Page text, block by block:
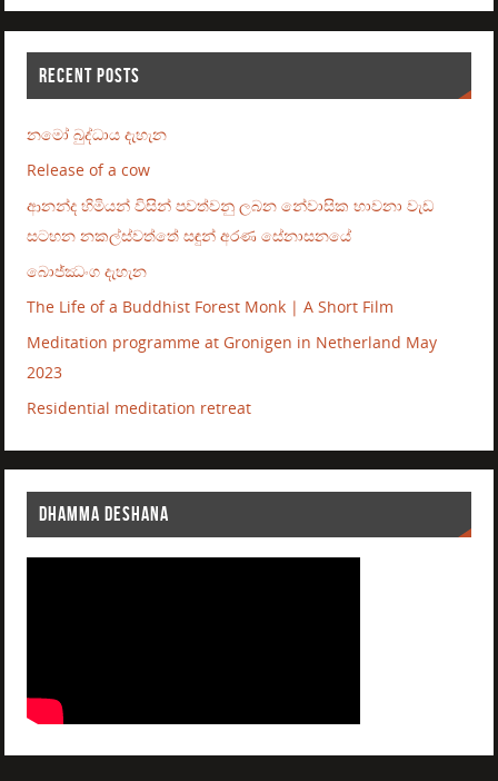
RECENT POSTS
නමෝ බුද්ධාය දැහැන
Release of a cow
ආනන්ද හිමියන් විසින් පවත්වනු ලබන නේවාසික භාවනා වැඩ
සටහන නකල්ස්වත්තේ සඳුන් අරණ සේනාසනයේ
බොජ්ඣංග දැහැන
The Life of a Buddhist Forest Monk | A Short Film
Meditation programme at Gronigen in Netherland May
2023
Residential meditation retreat
DHAMMA DESHANA